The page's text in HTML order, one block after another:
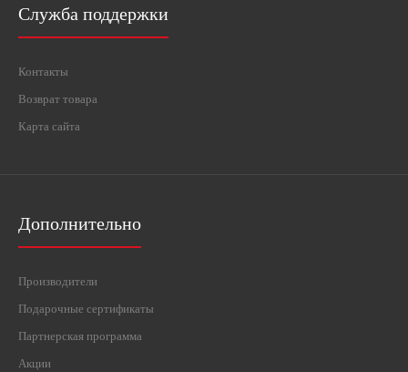
Служба поддержки
Контакты
Возврат товара
Карта сайта
Дополнительно
Производители
Подарочные сертификаты
Партнерская программа
Акции